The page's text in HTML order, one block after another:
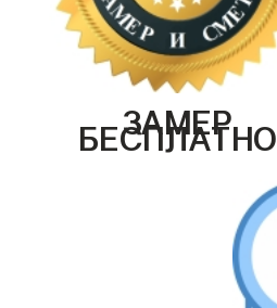
ЗАМЕР
БЕСПЛАТНО